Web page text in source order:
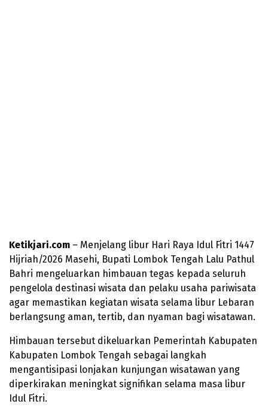
Ketikjari.com – Menjelang libur Hari Raya Idul Fitri 1447
Hijriah/2026 Masehi, Bupati Lombok Tengah Lalu Pathul
Bahri mengeluarkan himbauan tegas kepada seluruh
pengelola destinasi wisata dan pelaku usaha pariwisata
agar memastikan kegiatan wisata selama libur Lebaran
berlangsung aman, tertib, dan nyaman bagi wisatawan.
Himbauan tersebut dikeluarkan Pemerintah Kabupaten
Kabupaten Lombok Tengah sebagai langkah
mengantisipasi lonjakan kunjungan wisatawan yang
diperkirakan meningkat signifikan selama masa libur
Idul Fitri.